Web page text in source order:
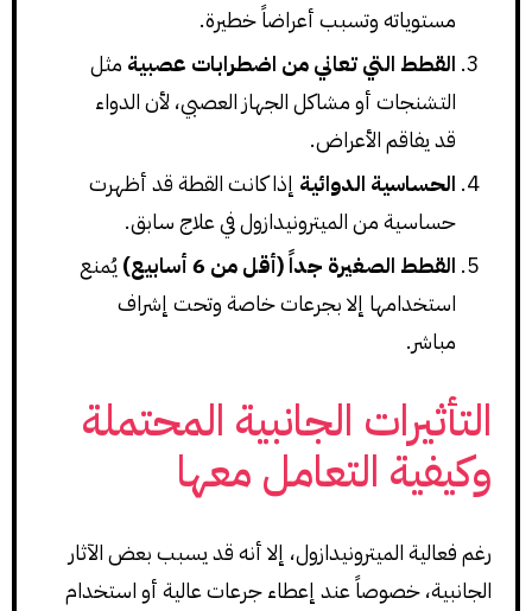
مستوياته وتسبب أعراضاً خطيرة.
القطط التي تعاني من اضطرابات عصبية مثل
التشنجات أو مشاكل الجهاز العصبي، لأن الدواء
قد يفاقم الأعراض.
الحساسية الدوائية إذا كانت القطة قد أظهرت
حساسية من الميترونيدازول في علاج سابق.
القطط الصغيرة جداً (أقل من 6 أسابيع)
يُمنع
استخدامها إلا بجرعات خاصة وتحت إشراف
مباشر.
التأثيرات الجانبية المحتملة
وكيفية التعامل معها
رغم فعالية الميترونيدازول، إلا أنه قد يسبب بعض الآثار
الجانبية، خصوصاً عند إعطاء جرعات عالية أو استخدام